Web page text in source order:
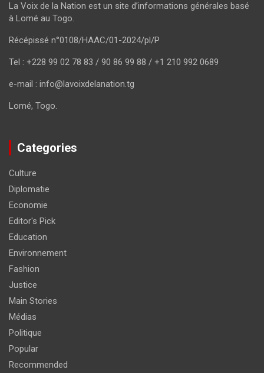
La Voix de la Nation est un site d’informations générales basé
à Lomé au Togo.
Récépissé n°0108/HAAC/01-2024/pl/P
Tel : +228 99 02 78 83 / 90 86 99 88 / +1 210 992 0689
e-mail : info@lavoixdelanation.tg
Lomé, Togo.
Categories
Culture
Diplomatie
Economie
Editor's Pick
Education
Environnement
Fashion
Justice
Main Stories
Médias
Politique
Popular
Recommended